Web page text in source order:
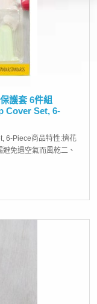
護套 6件組
Cover Set, 6-
6-Piece商品特性:擠花
免遇空氣而風乾二、